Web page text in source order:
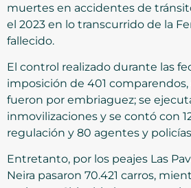
muertes en accidentes de
el 2023 en lo transcurrido de la
fallecido.
El control realizado durante las
imposición de 401 comparendos,
fueron por embriaguez; se
inmovilizaciones y se contó con
regulación y 80 agentes y
Entretanto, por los peajes Las
Neira pasaron 70.421 carros,